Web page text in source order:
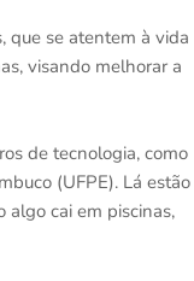
que se atentem à vida
visando melhorar a
de tecnologia, como
(UFPE). Lá estão
algo cai em piscinas,